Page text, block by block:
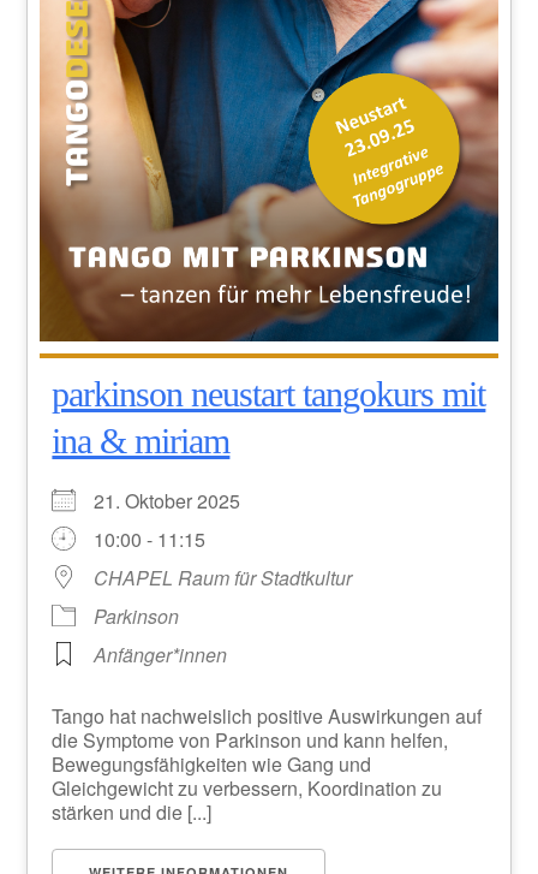
parkinson neustart tangokurs mit
ina & miriam
21. Oktober 2025
10:00 - 11:15
CHAPEL Raum für Stadtkultur
Parkinson
Anfänger*innen
Tango hat nachweislich positive Auswirkungen auf
die Symptome von Parkinson und kann helfen,
Bewegungsfähigkeiten wie Gang und
Gleichgewicht zu verbessern, Koordination zu
stärken und die [...]